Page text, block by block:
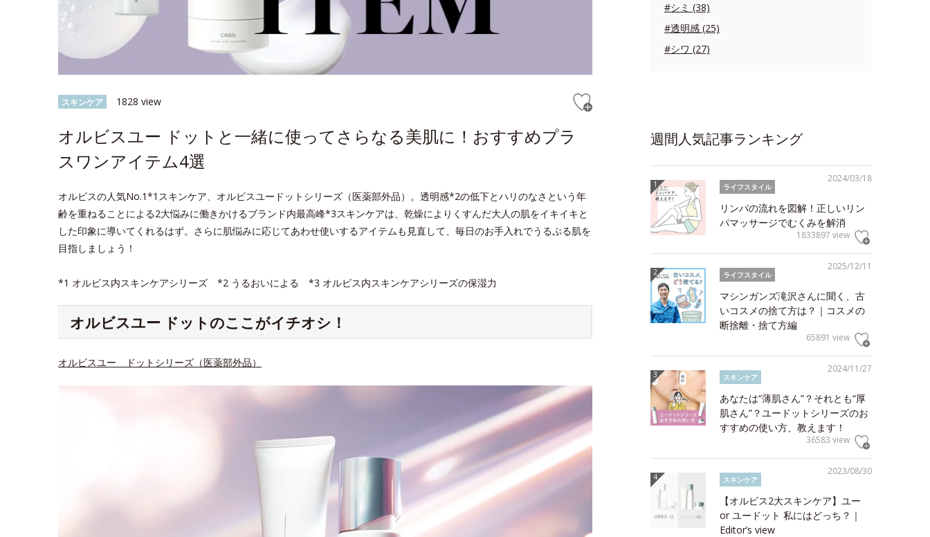
スキンケア 1828 view
オルビスユー ドットと一緒に使ってさらなる美肌に！おすすめプラ
スワンアイテム4選
オルビスの人気No.1*1スキンケア、オルビスユードットシリーズ（医薬部外品）。透明感*2の低下とハリのなさという年
齢を重ねることによる2大悩みに働きかけるブランド内最高峰*3スキンケアは、乾燥によりくすんだ大人の肌をイキイキと
した印象に導いてくれるはず。さらに肌悩みに応じてあわせ使いするアイテムも見直して、毎日のお手入れでうるぷる肌を
目指しましょう！
*1 オルビス内スキンケアシリーズ *2 うるおいによる *3 オルビス内スキンケアシリーズの保湿力
オルビスユー ドットのここがイチオシ！
オルビスユー ドットシリーズ（医薬部外品）
#シミ (38)
#透明感 (25)
#シワ (27)
週間人気記事ランキング
2024/03/18
ライフスタイル
リンパの流れを図解！正しいリン
パマッサージでむくみを解消
1833897 view
2025/12/11
ライフスタイル
マシンガンズ滝沢さんに聞く、古
いコスメの捨て方は？｜コスメの
断捨離・捨て方編
65891 view
2024/11/27
スキンケア
あなたは“薄肌さん”？それとも“厚
肌さん”？ユードットシリーズのお
すすめの使い方、教えます！
36583 view
2023/08/30
スキンケア
【オルビス2大スキンケア】ユー
or ユードット 私にはどっち？｜
Editor’s view